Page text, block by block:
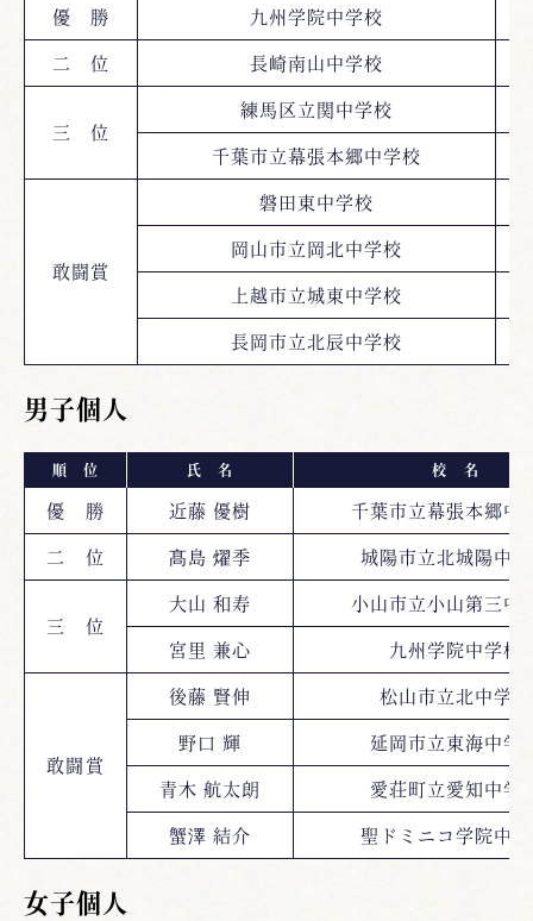
優 勝 九州学院中学校
二 位
長崎南山中学校
三 位
練馬区立関中学校
千葉市立幕張本郷中学校
敢闘賞
磐田東中学校
岡山市立岡北中学校
上越市立城東中学校
長岡市立北辰中学校
男子個人
順 位 氏 名 校 名
優 勝 近藤 優樹
千葉市立幕張本郷中
二 位
髙島 燿季 城陽市立北城陽中
三 位
大山 和寿
小山市立小山第三中
宮里 兼心
九州学院中学校
敢闘賞
後藤 賢伸
松山市立北中学校
野口 輝
延岡市立東海中学
青木 航太朗
愛荘町立愛知中学
蟹澤 結介
聖ドミニコ学院中
女子個人